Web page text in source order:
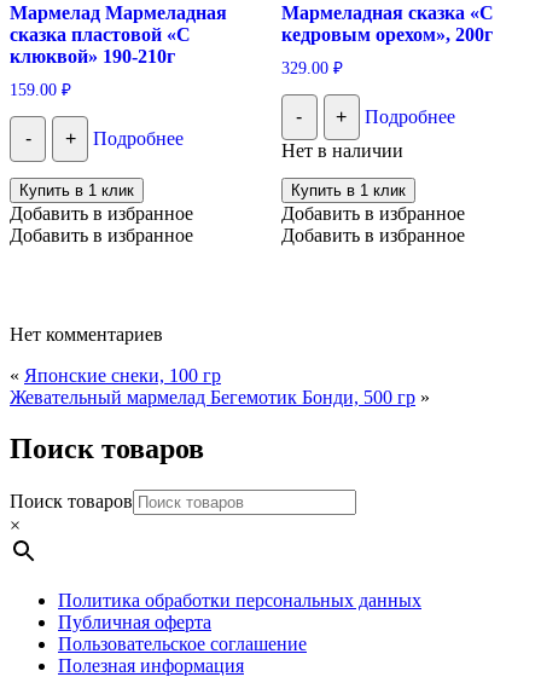
Мармелад Мармеладная
сказка пластовой «С
клюквой» 190-210г
159.00 ₽
- + Подробнее
Купить в 1 клик
Добавить в избранное
Добавить в избранное
Мармеладная сказка «С
кедровым орехом», 200г
329.00 ₽
- +
Подробнее
Нет в наличии
Купить в 1 клик
Добавить в избранное
Добавить в избранное
Нет комментариев
« Японские снеки, 100 гр
Жевательный мармелад Бегемотик Бонди, 500 гр »
Поиск товаров
Поиск товаров
×
Политика обработки персональных данных
Публичная оферта
Пользовательское соглашение
Полезная информация